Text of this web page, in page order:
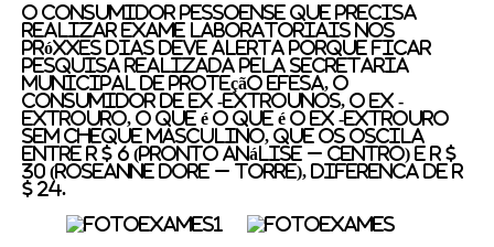
O Consumidor Pessoense que precisa
Realizar Exame Laboratoriais nos
próxxes Dias Deve alerta porque ficar
Pesquisa Realizada pela Secretaria
Municipal de proteção efesa, o
consumidor de ex -extrounos, o ex -
extrouro, o que é o que é o ex -extrouro
Sem cheque masculino, que os Oscila
Entre R $ 6 (Pronto Análise – Centro) E R $
30 (Roseanne Dore – Torre), DIFERENCA DE R
$ 24.